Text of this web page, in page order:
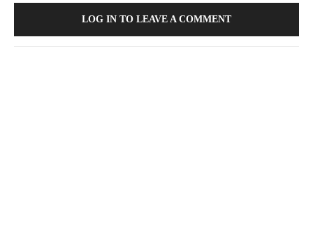
LOG IN TO LEAVE A COMMENT